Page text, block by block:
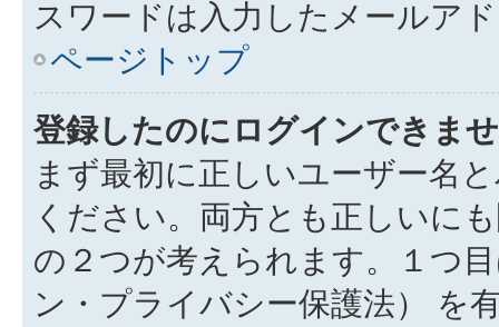
スワードは入力したメールア
ページトップ
登録したのにログインできま
まず最初に正しいユーザー名
ください。両方とも正しいに
の２つが考えられます。１つ
ン・プライバシー保護法） を